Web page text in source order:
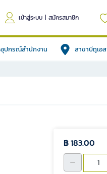
เข้าสู่ระบบ | สมัครสมาชิก
อุปกรณ์สำนักงาน สาขาบีทูเอส
฿ 183.00